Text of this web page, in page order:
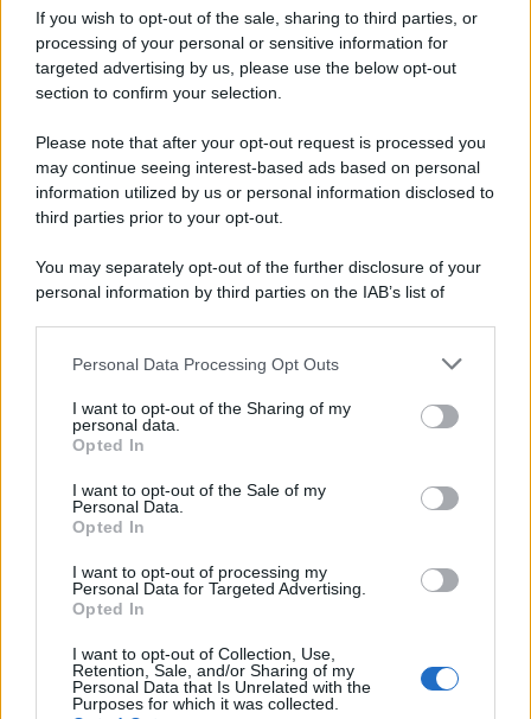
If you wish to opt-out of the sale, sharing to third parties, or
processing of your personal or sensitive information for
targeted advertising by us, please use the below opt-out
section to confirm your selection.
Please note that after your opt-out request is processed you
may continue seeing interest-based ads based on personal
information utilized by us or personal information disclosed to
third parties prior to your opt-out.
You may separately opt-out of the further disclosure of your
personal information by third parties on the IAB’s list of
This information may also be disclosed by us to third parties
disclose it to other third parties.
Please note that this website/app uses one or more Google
services and may gather and store information including but
not limited to your visit or usage behaviour. You may click to
grant or deny consent to Google and its third-party tags to
consent section.
Personal Data Processing Opt Outs
I want to opt-out of the Sharing of my
personal data.
Opted In
I want to opt-out of the Sale of my
Personal Data.
Opted In
I want to opt-out of processing my
Personal Data for Targeted Advertising.
Opted In
I want to opt-out of Collection, Use,
Retention, Sale, and/or Sharing of my
Personal Data that Is Unrelated with the
Purposes for which it was collected.
Avellino: è il giorno della presentazione delle
maglie e della squadra